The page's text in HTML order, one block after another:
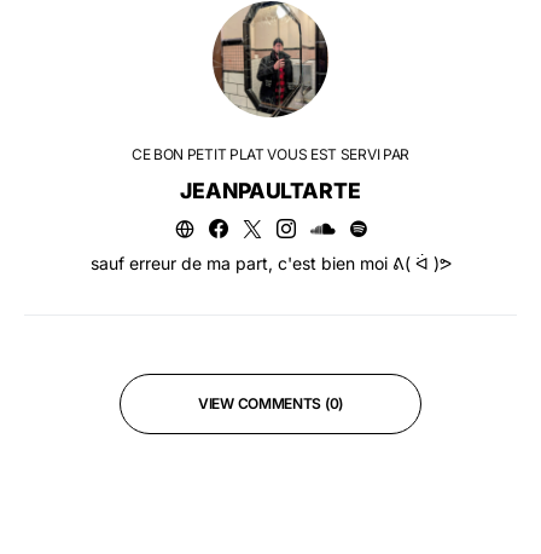
CE BON PETIT PLAT VOUS EST SERVI PAR
JEANPAULTARTE
sauf erreur de ma part, c'est bien moi ᕕ( ᐛ )ᕗ
VIEW COMMENTS (0)